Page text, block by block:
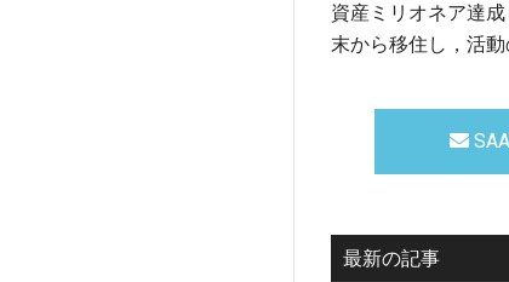
資産ミリオネア達
末から移住し，活動
最新の記事